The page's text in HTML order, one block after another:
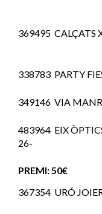
369495
338783
349146 VIA
483964 EIX
26-
PREMI: 50€
367354 URÓ